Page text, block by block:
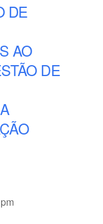
DE
AO
DE